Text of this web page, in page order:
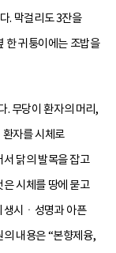
. 막걸리도 3잔을
한 귀퉁이에는 조밥을
. 무당이 환자의 머리,
환자를 시체로
닭의 발목을 잡고
시체를 땅에 묻고
생시ㆍ성명과 아픈
의 내용은 “본향제융,